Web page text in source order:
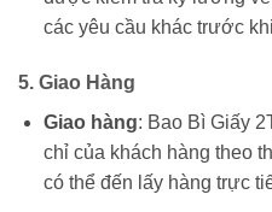
các yêu cầu khác trước
5. Giao Hàng
Giao hàng: Bao Bì Giấy
chỉ của khách hàng theo
có thể đến lấy hàng trực